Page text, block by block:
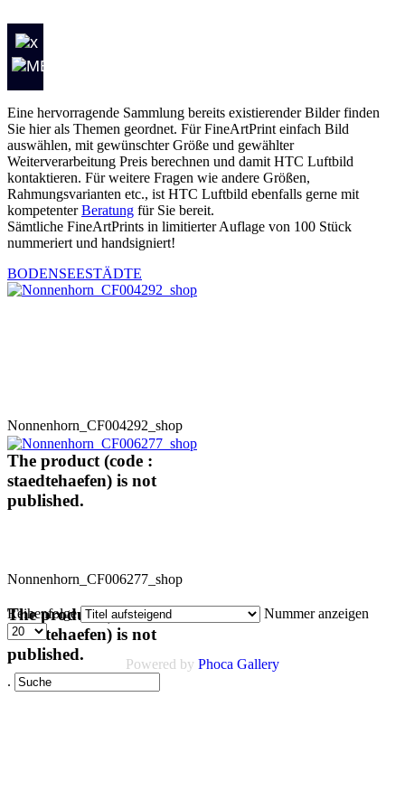
Eine hervorragende Sammlung bereits existierender Bilder finden
Sie hier als Themen geordnet. Für FineArtPrint einfach Bild
auswählen, mit gewünschter Größe und gewählter
Weiterverarbeitung Preis berechnen und damit HTC Luftbild
kontaktieren. Für weitere Fragen wie andere Größen,
Rahmungsvarianten etc., ist HTC Luftbild ebenfalls gerne mit
kompetenterBeratung für Sie bereit.
Sämtliche FineArtPrints in limitierter Auflage von 100 Stück
nummeriert und handsigniert!
BODENSEESTÄDTE
Nonnenhorn_CF004292_shop
The product (code :
staedtehaefen) is not
published.
Nonnenhorn_CF006277_shop
The product (code :
staedtehaefen) is not
published.
Reihenfolge Nummer anzeigen
Powered by Phoca Gallery
.